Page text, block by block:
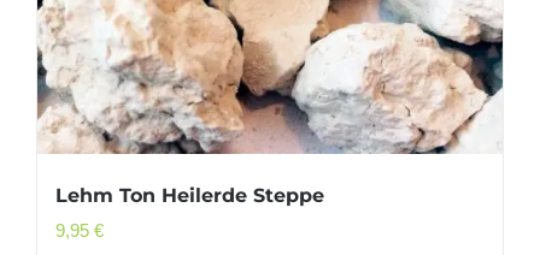
Lehm Ton Heilerde Steppe
9,95 €